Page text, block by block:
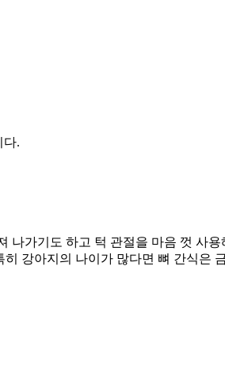
다.
나가기도 하고 턱 관절을 마음 껏 사
히 강아지의 나이가 많다면 뼈 간식은